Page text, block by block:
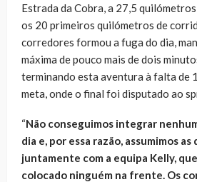
Estrada da Cobra, a 27,5
os 20 primeiros quilómetros de
corredores formou a fuga do dia,
máxima de pouco mais de dois
terminando esta aventura à falta de
meta, onde o final foi disputado ao
“Não conseguimos integrar
dia e, por essa razão, assumimos
juntamente com a equipa Kelly,
colocado ninguém na frente. Os